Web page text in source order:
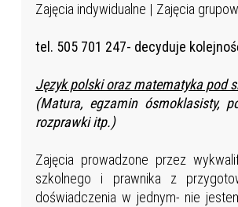
Zajęcia indywidualne | Zajęcia
tel. 505 701 247- decyduje
Język polski oraz matematyka pod
(Matura, egzamin ósmoklasisty,
rozprawki itp.)
Zajęcia prowadzone przez
szkolnego i prawnika z
doświadczenia w jednym- nie